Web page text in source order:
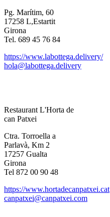
Pg. Marítim, 60
17258 L,Estartit
Girona
Tel. 689 45 76 84
https://www.labottega.delivery/
hola@labottega.delivery
Restaurant L'Horta de
can Patxei
Ctra. Torroella a
Parlavà, Km 2
17257 Gualta
Girona
Tel 872 00 90 48
https://www.hortadecanpatxei.cat
canpatxei@canpatxei.com